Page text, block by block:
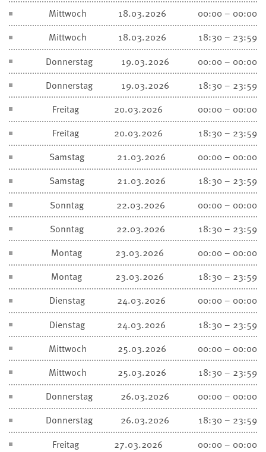
Mittwoch 18.03.2026
00:00 – 00:00
Mittwoch
18.03.2026
18:30 – 23:59
Donnerstag
19.03.2026
00:00 – 00:00
Donnerstag
19.03.2026
18:30 – 23:59
Freitag
20.03.2026
00:00 – 00:00
Freitag
20.03.2026
18:30 – 23:59
Samstag
21.03.2026
00:00 – 00:00
Samstag
21.03.2026
18:30 – 23:59
Sonntag
22.03.2026
00:00 – 00:00
Sonntag
22.03.2026
18:30 – 23:59
Montag
23.03.2026
00:00 – 00:00
Montag
23.03.2026
18:30 – 23:59
Dienstag
24.03.2026
00:00 – 00:00
Dienstag
24.03.2026
18:30 – 23:59
Mittwoch
25.03.2026
00:00 – 00:00
Mittwoch
25.03.2026
18:30 – 23:59
Donnerstag
26.03.2026
00:00 – 00:00
Donnerstag
26.03.2026
18:30 – 23:59
Freitag
27.03.2026
00:00 – 00:00